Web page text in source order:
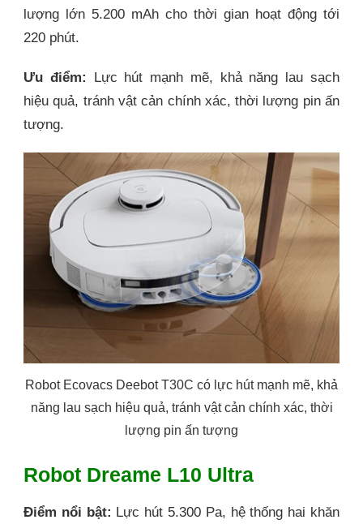
lượng lớn 5.200 mAh cho thời gian hoạt động tới
220 phút.
Ưu điểm: Lực hút mạnh mẽ, khả năng lau sạch
hiệu quả, tránh vật cản chính xác, thời lượng pin ấn
tượng.
Robot Ecovacs Deebot T30C có lực hút mạnh mẽ, khả
năng lau sạch hiệu quả, tránh vật cản chính xác, thời
lượng pin ấn tượng
Robot Dreame L10 Ultra
Điểm nổi bật: Lực hút 5.300 Pa, hệ thống hai khăn